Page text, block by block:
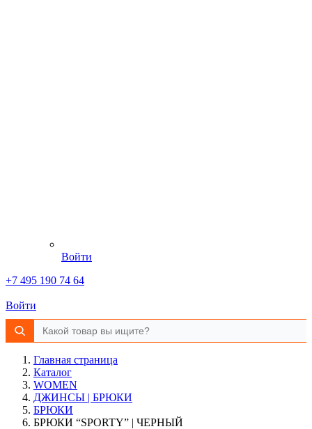
Войти
+7 495 190 74 64
Войти
Главная страница
Каталог
WOMEN
ДЖИНСЫ | БРЮКИ
БРЮКИ
БРЮКИ “SPORTY” | ЧЕРНЫЙ